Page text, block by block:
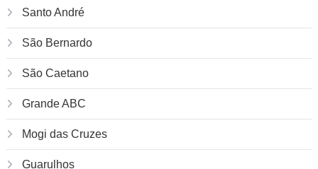
Santo André
São Bernardo
São Caetano
Grande ABC
Mogi das Cruzes
Guarulhos